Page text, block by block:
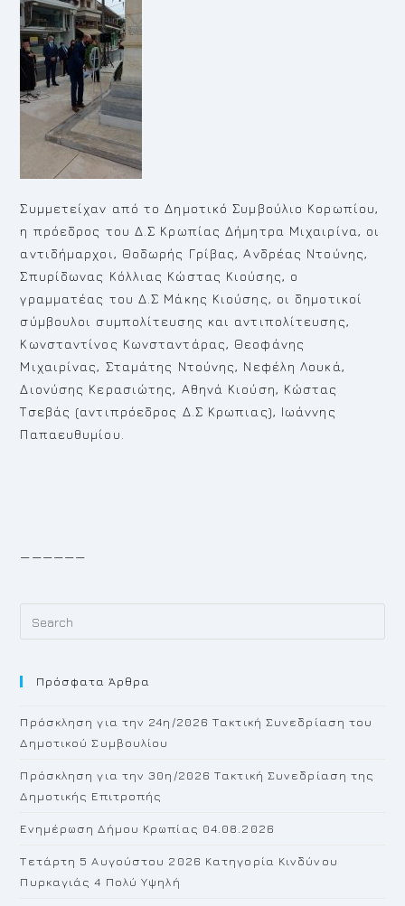
Συμμετείχαν από το Δημοτικό Συμβούλιο Κορωπίου,
η πρόεδρος του Δ.Σ Κρωπίας Δήμητρα Μιχαιρίνα, οι
αντιδήμαρχοι, Θοδωρής Γρίβας, Ανδρέας Ντούνης,
Σπυρίδωνας Κόλλιας Κώστας Κιούσης, o
γραμματέας του Δ.Σ Μάκης Κιούσης, οι δημοτικοί
σύμβουλοι συμπολίτευσης και αντιπολίτευσης,
Κωνσταντίνος Κωνσταντάρας, Θεοφάνης
Μιχαιρίνας, Σταμάτης Ντούνης, Νεφέλη Λουκά,
Διονύσης Κερασιώτης, Αθηνά Κιούση, Κώστας
Τσεβάς (αντιπρόεδρος Δ.Σ Κρωπιας), Ιωάννης
Παπαευθυμίου.
——————
Πρόσφατα Άρθρα
Πρόσκληση για την 24η/2026 Τακτική Συνεδρίαση του
Δημοτικού Συμβουλίου
Πρόσκληση για την 30η/2026 Τακτική Συνεδρίαση της
Δημοτικής Επιτροπής
Ενημέρωση Δήμου Κρωπίας 04.08.2026
Τετάρτη 5 Αυγούστου 2026 Κατηγορία Κινδύνου
Πυρκαγιάς 4 Πολύ Υψηλή